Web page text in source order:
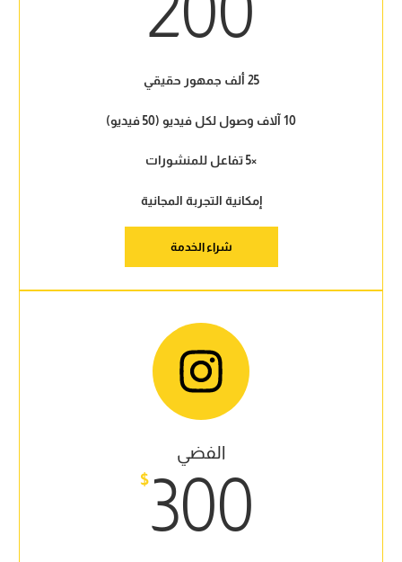
الفضي
$300
25 ألف جمهور حقيقي
10 آلاف وصول لكل فيديو (50 فيديو)
×5 تفاعل للمنشورات
إمكانية التجربة المجانية
شراء الخدمة